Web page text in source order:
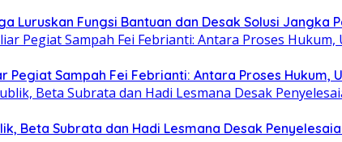
Luruskan Fungsi Bantuan dan Desak Solusi Jangka
Pegiat Sampah Fei Febrianti: Antara Proses Hukum,
Beta Subrata dan Hadi Lesmana Desak